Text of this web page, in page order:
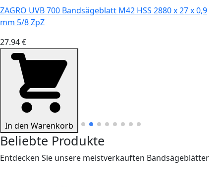
ZAGRO UVB 700 Bandsägeblatt M42 HSS 2880 x 27 x 0,9
mm 5/8 ZpZ
27.94 €
In den Warenkorb
Beliebte Produkte
Entdecken Sie unsere meistverkauften Bandsägeblätter